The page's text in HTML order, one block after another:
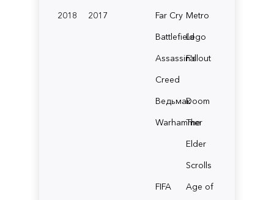
2018
2017
Far Cry Metro
BattlefieldLego
Assassin's
Creed
Fallout
ВедьмакDoom
Warhammer
The
Elder
Scrolls
FIFA
Age of